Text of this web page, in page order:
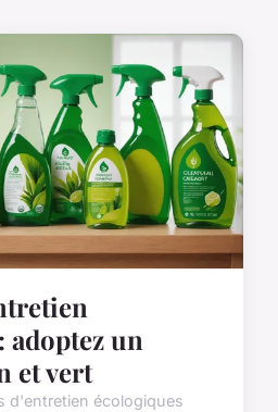
adoptez un
et vert
d'entretien écologiques